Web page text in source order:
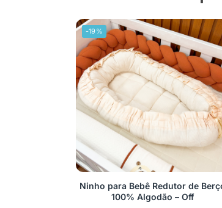
-19%
Ninho para Bebê Redutor de
100% Algodão – Off